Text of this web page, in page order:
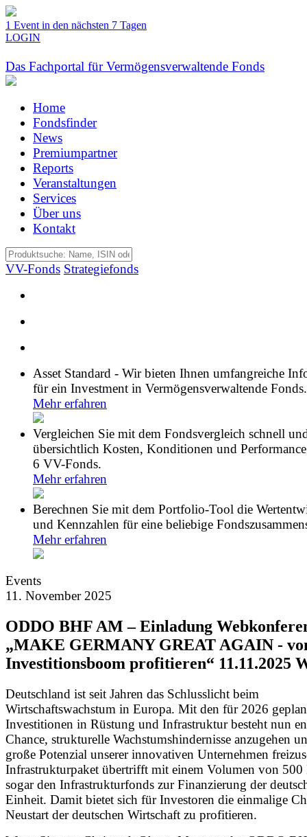
1 Event in den nächsten 7 Tagen
LOGIN
Das Fachportal für Vermögensverwaltende Fonds
Home
Fondsfinder
News
Premiumpartner
Reports
Veranstaltungen
Services
Über uns
Kontakt
VV-Fonds Strategiefonds
Asset Standard - Wir bieten Ihnen umfangreiche
für ein Investment in Vermögensverwaltende Fonds.
Mehr erfahren
Vergleichen Sie mit dem Fondsvergleich schnell
übersichtlich Kosten, Konditionen und
6 VV-Fonds.
Mehr erfahren
Berechnen Sie mit dem Portfolio-Tool die
und Kennzahlen für eine beliebige
Mehr erfahren
Events
11. November 2025
ODDO BHF AM – Einladung
„MAKE GERMANY GREAT AGAIN -
Investitionsboom profitieren“ 11.11.2025
Deutschland ist seit Jahren das Schlusslicht beim
Wirtschaftswachstum in Europa. Mit den für 2026
Investitionen in Rüstung und Infrastruktur besteht nun
Chance, strukturelle Wachstumshindernisse anzugehen
große Potenzial unserer innovativen Unternehmen
Infrastrukturpaket übertrifft mit einem Volumen von
sogar den Infrastrukturfonds zur Finanzierung der
Einheit. Damit bietet sich für Investoren die einmalige
Neustart der deutschen Wirtschaft zu profitieren.